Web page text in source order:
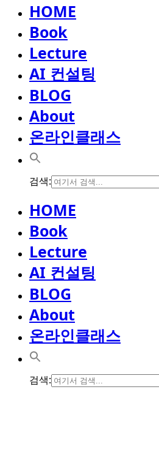
HOME
Book
Lecture
AI 컨설팅
BLOG
About
온라인클래스
검색:
HOME
Book
Lecture
AI 컨설팅
BLOG
About
온라인클래스
검색: